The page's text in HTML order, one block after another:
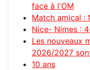
face à l'OM
Match amical :
Nice- Nimes :
Les nouveaux
2026/2027
10 ans